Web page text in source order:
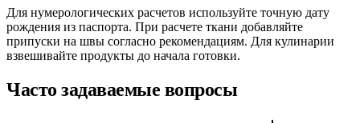
Для нумерологических расчетов используйте точную дату
рождения из паспорта. При расчете ткани добавляйте
припуски на швы согласно рекомендациям. Для кулинарии
взвешивайте продукты до начала готовки.
Часто задаваемые вопросы